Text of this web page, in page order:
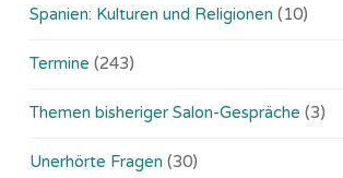
Spanien: Kulturen und Religionen (10)
Termine (243)
Themen bisheriger Salon-Gespräche (3)
Unerhörte Fragen (30)